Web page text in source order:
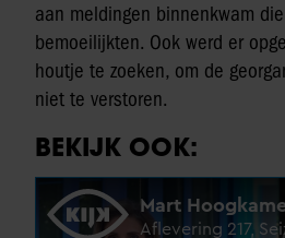
aan meldingen binnenkwam
bemoeilijkten. Ook werd er
houtje te zoeken, om de
niet te verstoren.
BEKIJK OOK: